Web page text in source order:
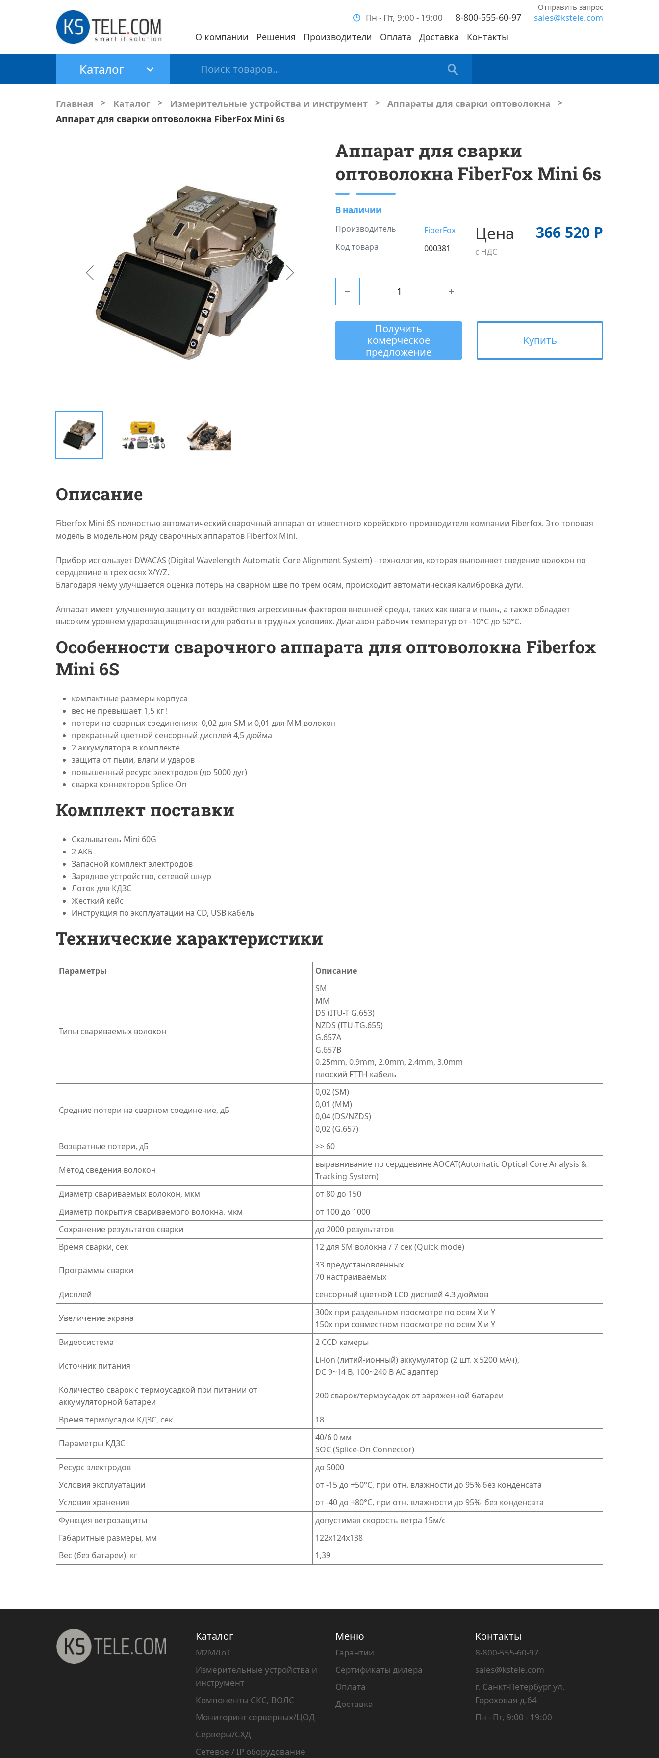
Пн - Пт, 9:00 - 19:00 8-800-555-60-97 sales@kstele.com
Отправить запрос
О компании Решения Производители Оплата Доставка Контакты
Каталог
Главная > Каталог > Измерительные устройства и инструмент > Аппараты для сварки оптоволокна
>
Аппарат для сварки оптоволокна FiberFox Mini 6s
Аппарат для сварки
оптоволокна FiberFox Mini 6s
В наличии
Производитель
FiberFox
Код товара
000381
Цена
с НДС
366 520 Р
Получить
комерческое
предложение
Купить
Описание
Fiberfox Mini 6S полностью автоматический сварочный аппарат от известного корейского производителя компании Fiberfox. Это топовая
модель в модельном ряду сварочных аппаратов Fiberfox Mini.
Прибор использует DWACAS (Digital Wavelength Automatic Core Alignment System) - технология, которая выполняет сведение волокон по
сердцевине в трех осях X/Y/Z.
Благодаря чему улучшается оценка потерь на сварном шве по трем осям, происходит автоматическая калибровка дуги.
Аппарат имеет улучшенную защиту от воздействия агрессивных факторов внешней среды, таких как влага и пыль, а также обладает
высоким уровнем ударозащищенности для работы в трудных условиях. Диапазон рабочих температур от -10°С до 50°С.
Особенности сварочного аппарата для оптоволокна Fiberfox
Mini 6S
компактные размеры корпуса
вес не превышает 1,5 кг !
потери на сварных соединениях -0,02 для SM и 0,01 для ММ волокон
прекрасный цветной сенсорный дисплей 4,5 дюйма
2 аккумулятора в комплекте
защита от пыли, влаги и ударов
повышенный ресурс электродов (до 5000 дуг)
сварка коннекторов Splice-On
Комплект поставки
Скалыватель Mini 60G
2 АКБ
Запасной комплект электродов
Зарядное устройство, сетевой шнур
Лоток для КДЗС
Жесткий кейс
Инструкция по эксплуатации на CD, USB кабель
Технические характеристики
Параметры Описание
Типы свариваемых волокон
SM
ММ
DS (ITU-T G.653)
NZDS (ITU-TG.655)
G.657A
G.657B
0.25mm, 0.9mm, 2.0mm, 2.4mm, 3.0mm
плоский FTTH кабель
Средние потери на сварном соединение, дБ
0,02 (SM)
0,01 (MM)
0,04 (DS/NZDS)
0,02 (G.657)
Возвратные потери, дБ
>> 60
Метод сведения волокон
выравнивание по сердцевине AOCAT(Automatic Optical Core Analysis &
Tracking System)
Диаметр свариваемых волокон, мкм
от 80 до 150
Диаметр покрытия свариваемого волокна, мкм
от 100 до 1000
Сохранение результатов сварки
до 2000 результатов
Время сварки, сек
12 для SM волокна / 7 сек (Quick mode)
Программы сварки
33 предустановленных
70 настраиваемых
Дисплей
сенсорный цветной LCD дисплей 4.3 дюймов
Увеличение экрана
300х при раздельном просмотре по осям X и Y
150х при совместном просмотре по осям X и Y
Видеосистема
2 CCD камеры
Источник питания
Li-ion (литий-ионный) аккумулятор (2 шт. х 5200 мАч),
DC 9~14 В, 100~240 В АС адаптер
Количество сварок с термоусадкой при питании от
аккумуляторной батареи
200 сварок/термоусадок от заряженной батареи
Время термоусадки КДЗС, сек 18
Параметры КДЗС
40/6 0 мм
SOC (Splice-On Connector)
Ресурс электродов
до 5000
Условия эксплуатации
от -15 до +50°C, при отн. влажности до 95% без конденсата
Условия хранения
от -40 до +80°С, при отн. влажности до 95% без конденсата
Функция ветрозащиты
допустимая скорость ветра 15м/с
Габаритные размеры, мм
122х124х138
Вес (без батареи), кг
1,39
Каталог
M2M/IoT
Измерительные устройства и
инструмент
Компоненты СКС, ВОЛС
Мониторинг серверных/ЦОД
Серверы/СХД
Сетевое / IP оборудование
Меню
Гарантии
Сертификаты дилера
Оплата
Доставка
Контакты
8-800-555-60-97
sales@kstele.com
г. Санкт-Петербург ул.
Гороховая д.64
Пн - Пт, 9:00 - 19:00